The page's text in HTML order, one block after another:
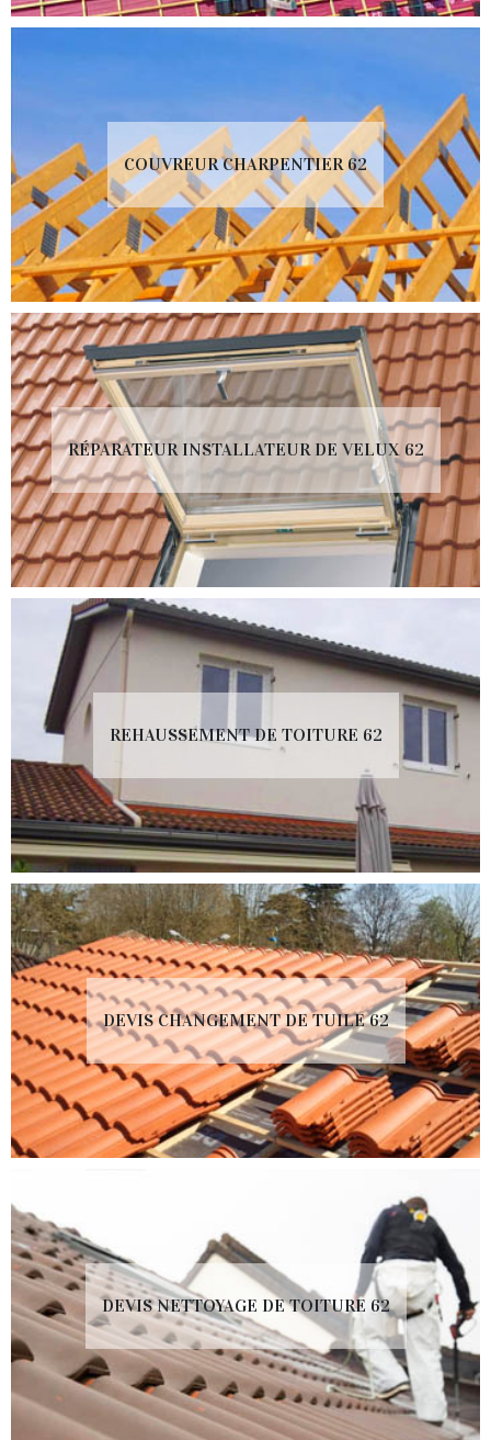
COUVREUR CHARPENTIER 62
RÉPARATEUR INSTALLATEUR DE VELUX 62
REHAUSSEMENT DE TOITURE 62
DEVIS CHANGEMENT DE TUILE 62
DEVIS NETTOYAGE DE TOITURE 62